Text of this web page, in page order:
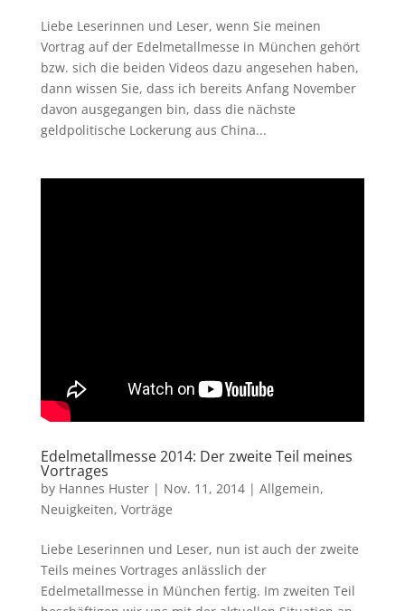
Liebe Leserinnen und Leser, wenn Sie meinen
Vortrag auf der Edelmetallmesse in München gehört
bzw. sich die beiden Videos dazu angesehen haben,
dann wissen Sie, dass ich bereits Anfang November
davon ausgegangen bin, dass die nächste
geldpolitische Lockerung aus China...
Edelmetallmesse 2014: Der zweite Teil meines
Vortrages
by Hannes Huster| Nov. 11, 2014| Allgemein,
Neuigkeiten, Vorträge
Liebe Leserinnen und Leser, nun ist auch der zweite
Teils meines Vortrages anlässlich der
Edelmetallmesse in München fertig. Im zweiten Teil